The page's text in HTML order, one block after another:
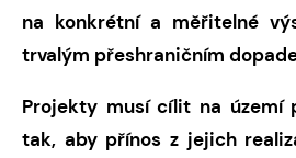
na konkrétní a měřitelné
trvalým přeshraničním
Projekty musí cílit na území
tak, aby přínos z jejich